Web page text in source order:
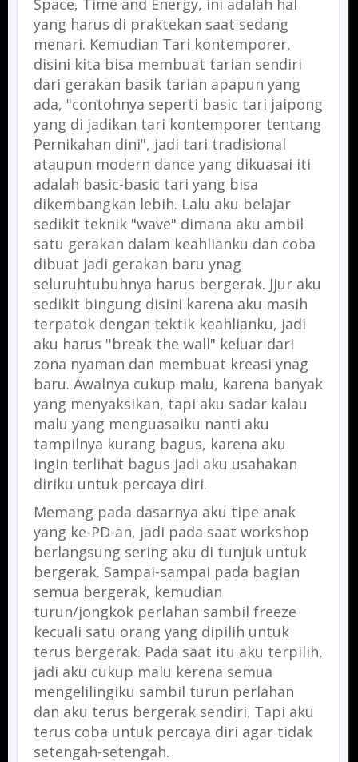
Space, Time and Energy, ini adalah hal
yang harus di praktekan saat sedang
menari. Kemudian Tari kontemporer,
disini kita bisa membuat tarian sendiri
dari gerakan basik tarian apapun yang
ada, "contohnya seperti basic tari jaipong
yang di jadikan tari kontemporer tentang
Pernikahan dini", jadi tari tradisional
ataupun modern dance yang dikuasai iti
adalah basic-basic tari yang bisa
dikembangkan lebih. Lalu aku belajar
sedikit teknik "wave" dimana aku ambil
satu gerakan dalam keahlianku dan coba
dibuat jadi gerakan baru ynag
seluruhtubuhnya harus bergerak. Jjur aku
sedikit bingung disini karena aku masih
terpatok dengan tektik keahlianku, jadi
aku harus ''break the wall" keluar dari
zona nyaman dan membuat kreasi ynag
baru. Awalnya cukup malu, karena banyak
yang menyaksikan, tapi aku sadar kalau
malu yang menguasaiku nanti aku
tampilnya kurang bagus, karena aku
ingin terlihat bagus jadi aku usahakan
diriku untuk percaya diri.
Memang pada dasarnya aku tipe anak
yang ke-PD-an, jadi pada saat workshop
berlangsung sering aku di tunjuk untuk
bergerak. Sampai-sampai pada bagian
semua bergerak, kemudian
turun/jongkok perlahan sambil freeze
kecuali satu orang yang dipilih untuk
terus bergerak. Pada saat itu aku terpilih,
jadi aku cukup malu kerena semua
mengelilingiku sambil turun perlahan
dan aku terus bergerak sendiri. Tapi aku
terus coba untuk percaya diri agar tidak
setengah-setengah.